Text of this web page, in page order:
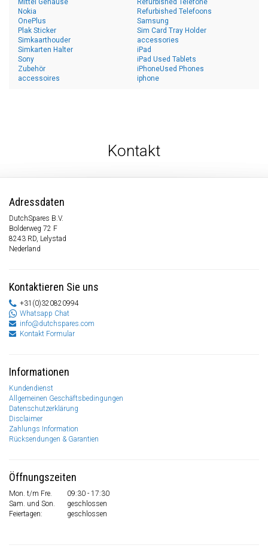
Mittel Gehäuse
Nokia
OnePlus
Plak Sticker
Refurbished Telefone
Refurbished Telefoons
Samsung
Sim Card Tray Holder
Simkaarthouder
Simkarten Halter
Sony
Zubehör
accessoires
accessories
iPad
iPad Used Tablets
iPhoneUsed Phones
iphone
Kontakt
Adressdaten
DutchSpares B.V.
Bolderweg 72 F
8243 RD, Lelystad
Nederland
Kontaktieren Sie uns
+31(0)320820994
Whatsapp Chat
info@dutchspares.com
Kontakt Formular
Informationen
Kundendienst
Allgemeinen Geschäftsbedingungen
Datenschutzerklärung
Disclaimer
Zahlungs Information
Rücksendungen & Garantien
Öffnungszeiten
Mon. t/m Fre.
09:30 - 17:30
Sam. und Son.
geschlossen
Feiertagen:
geschlossen